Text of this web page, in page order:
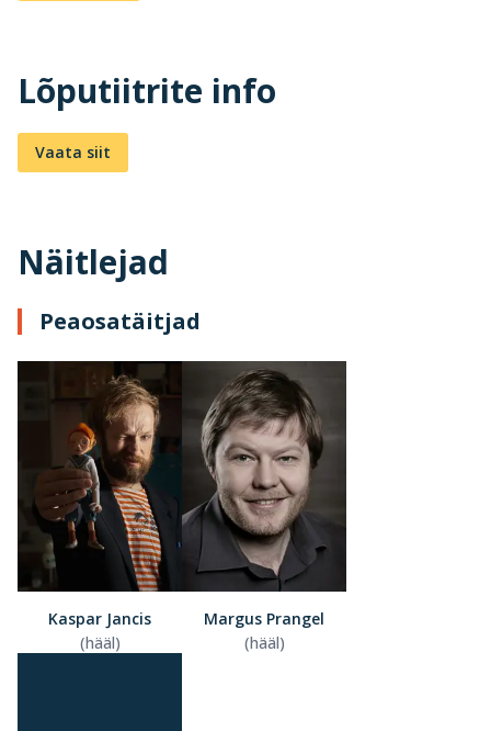
Lõputiitrite info
Vaata siit
Näitlejad
Peaosatäitjad
Kaspar Jancis
(hääl)
Margus Prangel
(hääl)